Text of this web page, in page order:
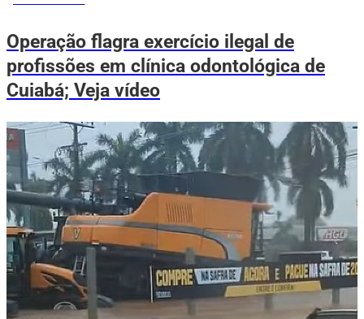
Operação flagra exercício ilegal de
profissões em clínica odontológica de
Cuiabá; Veja vídeo